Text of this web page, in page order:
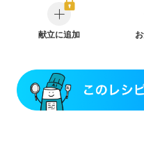
CKD（ステージ１）
CKD
乳がん（抗がん剤治療中）
乳がん（放射線治療中）
関節リウマチ
低栄養予防
貧血対策 ニ
献立に追加